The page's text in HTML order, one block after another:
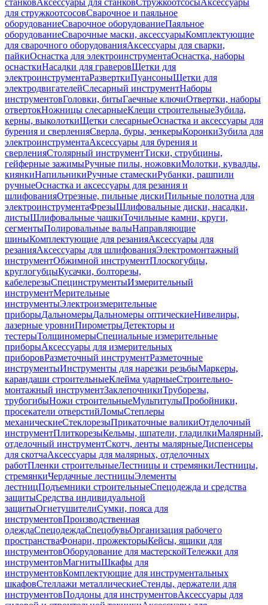
станковАксессуары для станковСтружкоотсосыАксессуары
для стружкоотсосовСварочное и паяльное
оборудованиеСварочное оборудованиеПаяльное
оборудованиеСварочные маски, аксессуарыКомплектующие
для сварочного оборудованияАксессуары для сварки,
пайкиОснастка для электроинструментаОснастка, наборы
оснасткиНасадки для граверовЩетки для
электроинструментаРазверткиПуансоныЩетки для
электродвигателейСлесарный инструментНаборы
инструментовГоловки, битыГаечные ключиОтвертки, наборы
отвертокНожницы слесарныеКлещи строительныеЗубила,
керны, выколоткиЩетки слесарныеОснастка и аксессуары для
бурения и сверленияСверла, буры, зенкерыКоронкиЗубила для
электроинструментаАксессуары для бурения и
сверленияСтолярный инструментТиски, струбцины,
гейферные зажимыРучные пилы, ножовкиМолотки, кувалды,
киянкиНапильникиРучные стамескиРубанки, рашпили
ручныеОснастка и аксессуары для резания и
шлифованияОтрезные, пильные дискиПильные полотна для
электроинструментаФрезыШлифовальные диски, насадки,
листыШлифовальные чашкиТочильные камни, круги,
сегментыПолировальные валыНаправляющие
шиныКомплектующие для резанияАксессуары для
резанияАксессуары для шлифованияЭлектромонтажный
инструментОбжимной инструментПлоскогубцы,
круглогубцыКусачки, болторезы,
кабелерезыСпецинструментыИзмерительный
инструментМерительные
инструментыЭлектроизмерительные
приборыДальномерыДальномеры оптическиеНивелиры,
лазерные уровниПирометрыДетекторы и
тестерыТолщиномерыСпециальные измерительные
приборыАксессуары для измерительных
приборовРазметочный инструментРазметочные
инструментыИнструменты для нарезки резьбыМаркеры,
карандаши строительныеКлейма ударныеСтроительно-
монтажный инструментЗаклепочникиТруборезы,
трубогибыНожи строительныеМультитулыПробойники,
просекатели отверстийЛомыСтеплеры
механическиеСтеклорезыПрикаточные валикиОтделочный
инструментПлиткорезыКельмы, шпатели, гладилкиМалярный,
отделочный инструментСкотч, ленты малярныеДиспенсеры
для скотчаАксессуары для малярных, отделочных
работПленки строительныеЛестницы и стремянкиЛестницы,
стремянкиЧердачные лестницыЭлементы
лестницПодъемники строительныеСпецодежда и средства
защитыСредства индивидуальной
защитыОгнетушителиСумки, пояса для
инструментовПроизводственная
одеждаСпецодеждаСпецобувьОрганизация рабочего
пространстваФонари, прожекторыКейсы, ящики для
инструментовОборудование для мастерскойТележки для
инструментовМагнитыШкафы для
инструментовКомплектующие для инструментальных
шкафовСтеллажи металлическиеСтенды, держатели для
инструментовПоддоны для инструментовАксессуары для